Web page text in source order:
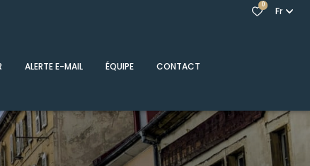
0 Fr
ALERTE E-MAIL ÉQUIPE CONTACT